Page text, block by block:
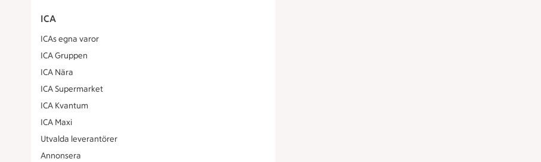
ICA
ICAs egna varor
ICA Gruppen
ICA Nära
ICA Supermarket
ICA Kvantum
ICA Maxi
Utvalda leverantörer
Annonsera